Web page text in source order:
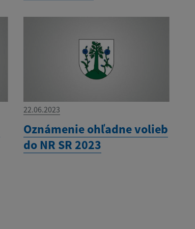
22.06.2023
Oznámenie ohľadne volieb
do NR SR 2023